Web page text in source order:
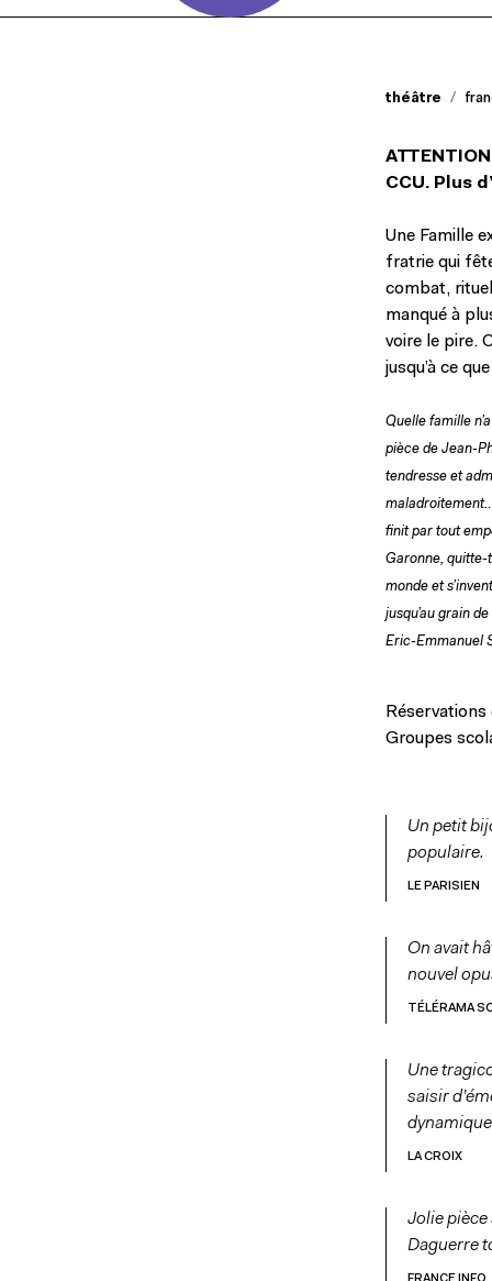
théâtre
CCU. Plus
Une Famille
fratrie qui
combat,
manqué à
voire le pire.
jusqu’à ce
Quelle famille
pièce de Jean-
tendresse et
finit par tout
Garonne, quitte-
monde et
jusqu’au grain
Eric-Emmanuel
Groupes
Un petit
populaire.
LE PARISIEN
On avait
nouvel
TÉLÉRAMA
Une
saisir
LA CROIX
Jolie pièce
Daguerre